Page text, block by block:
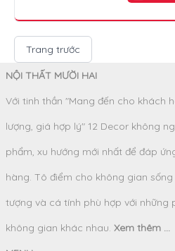
Trang trước
NỘI THẤT MƯỜI HAI
Với tinh thần "Mang đến cho khách
lượng, giá hợp lý" 12 Decor không
phẩm, xu hướng mới nhất để đáp
hàng. Tô điểm cho không gian
tượng và cá tính phù hợp với
không gian khác nhau. Xem thêm ...